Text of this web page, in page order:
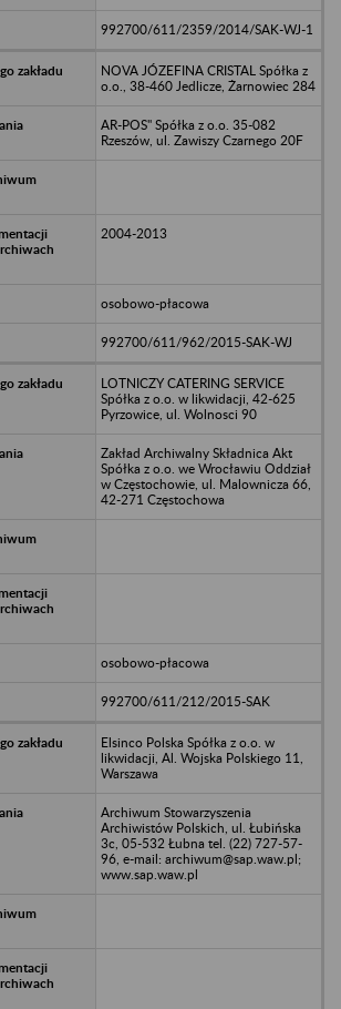
992700/611/2359/2014/SAK-WJ-1
NOVA JÓZEFINA CRISTAL Spółka z
o.o., 38-460 Jedlicze, Żarnowiec 284
AR-POS" Spółka z o.o. 35-082
Rzeszów, ul. Zawiszy Czarnego 20F
2004-2013
osobowo-płacowa
992700/611/962/2015-SAK-WJ
LOTNICZY CATERING SERVICE
Spółka z o.o. w likwidacji, 42-625
Pyrzowice, ul. Wolnosci 90
Zakład Archiwalny Składnica Akt
Spółka z o.o. we Wrocławiu Oddział
w Częstochowie, ul. Malownicza 66,
42-271 Częstochowa
osobowo-płacowa
992700/611/212/2015-SAK
Elsinco Polska Spółka z o.o. w
likwidacji, Al. Wojska Polskiego 11,
Warszawa
Archiwum Stowarzyszenia
Archiwistów Polskich, ul. Łubińska
3c, 05-532 Łubna tel. (22) 727-57-
96, e-mail: archiwum@sap.waw.pl;
www.sap.waw.pl